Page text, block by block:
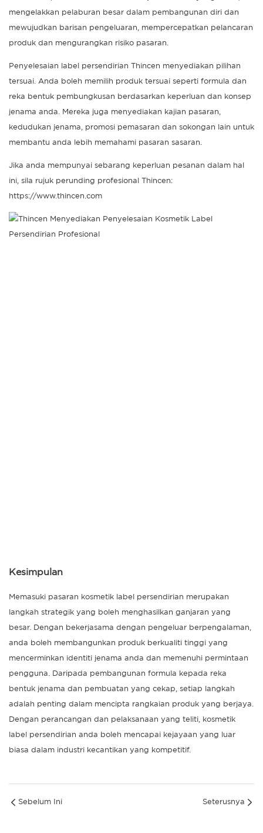
mengelakkan pelaburan besar dalam pembangunan diri dan
mewujudkan barisan pengeluaran, mempercepatkan pelancaran
produk dan mengurangkan risiko pasaran.
Penyelesaian label persendirian Thincen menyediakan pilihan
tersuai. Anda boleh memilih produk tersuai seperti formula dan
reka bentuk pembungkusan berdasarkan keperluan dan konsep
jenama anda. Mereka juga menyediakan kajian pasaran,
kedudukan jenama, promosi pemasaran dan sokongan lain untuk
membantu anda lebih memahami pasaran sasaran.
Jika anda mempunyai sebarang keperluan pesanan dalam hal
ini, sila rujuk perunding profesional Thincen:
https://www.thincen.com
Kesimpulan
Memasuki pasaran kosmetik label persendirian merupakan
langkah strategik yang boleh menghasilkan ganjaran yang
besar. Dengan bekerjasama dengan pengeluar berpengalaman,
anda boleh membangunkan produk berkualiti tinggi yang
mencerminkan identiti jenama anda dan memenuhi permintaan
pengguna. Daripada pembangunan formula kepada reka
bentuk jenama dan pembuatan yang cekap, setiap langkah
adalah penting dalam mencipta rangkaian produk yang berjaya.
Dengan perancangan dan pelaksanaan yang teliti, kosmetik
label persendirian anda boleh mencapai kejayaan yang luar
biasa dalam industri kecantikan yang kompetitif.
Sebelum Ini Seterusnya